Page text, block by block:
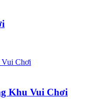
Khu Vui Chơi